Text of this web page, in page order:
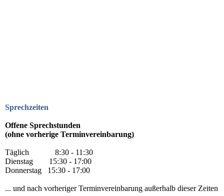
Sprechzeiten
Offene Sprechstunden
(ohne vorherige Terminvereinbarung)
Täglich 8:30 - 11:30
Dienstag 15:30 - 17:00
Donnerstag 15:30 - 17:00
... und nach vorheriger Terminvereinbarung außerhalb dieser Zeiten